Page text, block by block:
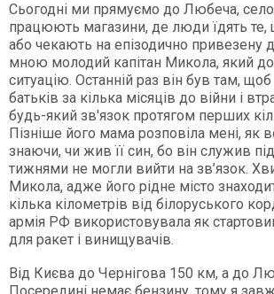
Сьогодні ми прямуємо до Любеча, село
працюють магазини, де люди їдять
або чекають на епізодично привезену
мною молодий капітан Микола, який
ситуацію. Останній раз він був там, щоб
батьків за кілька місяців до війни і
будь-який зв'язок протягом перших
Пізніше його мама розповіла мені, як
знаючи, чи жив її син, бо він служив
тижнями не могли вийти на зв’язок.
Микола, адже його рідне місто
кілька кілометрів від білоруського
армія РФ використовувала як
для ракет і винищувачів.
Від Києва до Чернігова 150 км, а до